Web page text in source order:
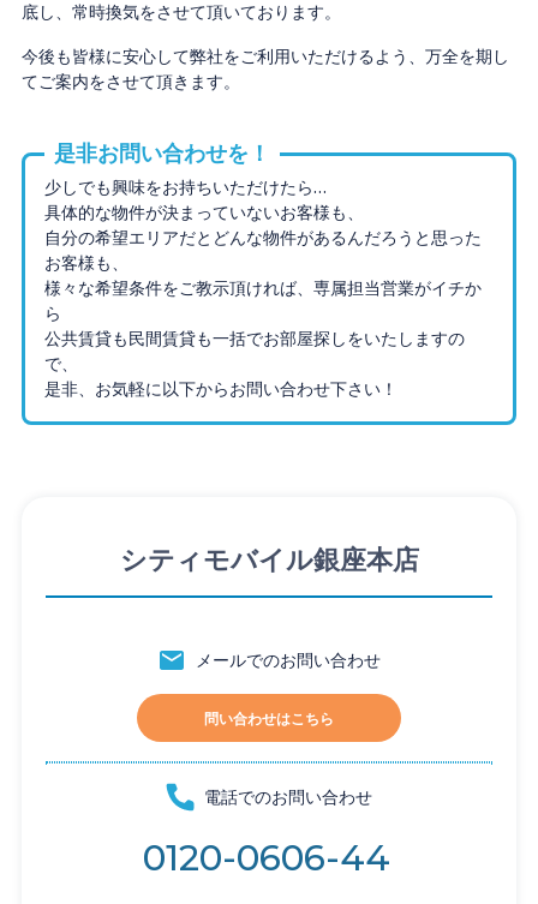
底し、常時換気をさせて頂いております。
今後も皆様に安心して弊社をご利用いただけるよう、万全を期し
てご案内をさせて頂きます。
少しでも興味をお持ちいただけたら…
具体的な物件が決まっていないお客様も、
自分の希望エリアだとどんな物件があるんだろうと思った
お客様も、
様々な希望条件をご教示頂ければ、専属担当営業がイチか
ら
公共賃貸も民間賃貸も一括でお部屋探しをいたしますの
で、
是非、お気軽に以下からお問い合わせ下さい！
シティモバイル銀座本店
メールでのお問い合わせ
問い合わせはこちら
電話でのお問い合わせ
0120-0606-44